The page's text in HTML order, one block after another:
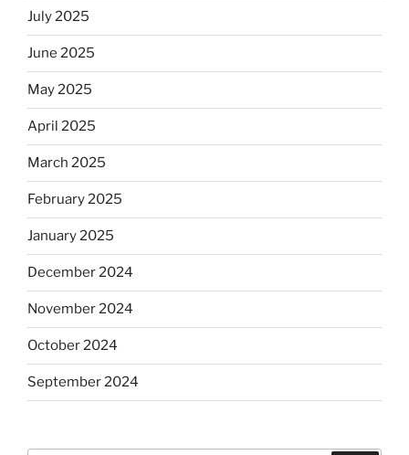
July 2025
June 2025
May 2025
April 2025
March 2025
February 2025
January 2025
December 2024
November 2024
October 2024
September 2024